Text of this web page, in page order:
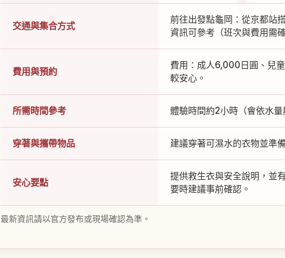
交通與集合方式
前往出發點龜岡：從京都站
資訊可參考（班次與費用需
費用與預約
費用：成人6,000日圓、兒
較安心。
所需時間參考 體驗時間約2小時（會依水
穿著與攜帶物品 建議穿著可濕水的衣物並準
安心要點
提供救生衣與安全說明，並
要時建議事前確認。
最新資訊請以官方發布或現場確認為準。